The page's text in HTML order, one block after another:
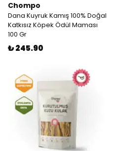
Chompo
Dana Kuyruk Kamış 100% Doğal
Katkısız Köpek Ödül Maması
100 Gr
₺ 245.90